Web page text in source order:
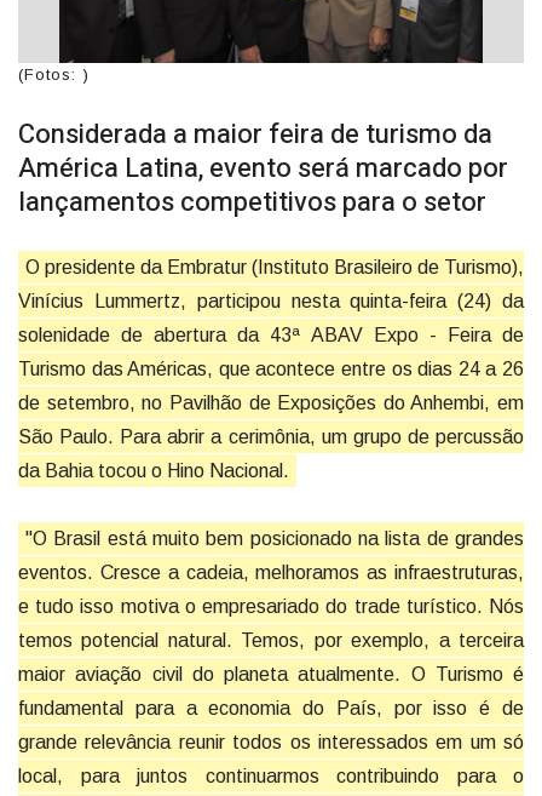
(Fotos: )
Considerada a maior feira de turismo da
América Latina, evento será marcado por
lançamentos competitivos para o setor
O presidente da Embratur (Instituto Brasileiro de Turismo),
Vinícius Lummertz, participou nesta quinta-feira (24) da
solenidade de abertura da 43ª ABAV Expo - Feira de
Turismo das Américas, que acontece entre os dias 24 a 26
de setembro, no Pavilhão de Exposições do Anhembi, em
São Paulo. Para abrir a cerimônia, um grupo de percussão
da Bahia tocou o Hino Nacional.
"O Brasil está muito bem posicionado na lista de grandes
eventos. Cresce a cadeia, melhoramos as infraestruturas,
e tudo isso motiva o empresariado do trade turístico. Nós
temos potencial natural. Temos, por exemplo, a terceira
maior aviação civil do planeta atualmente. O Turismo é
fundamental para a economia do País, por isso é de
grande relevância reunir todos os interessados em um só
local, para juntos continuarmos contribuindo para o